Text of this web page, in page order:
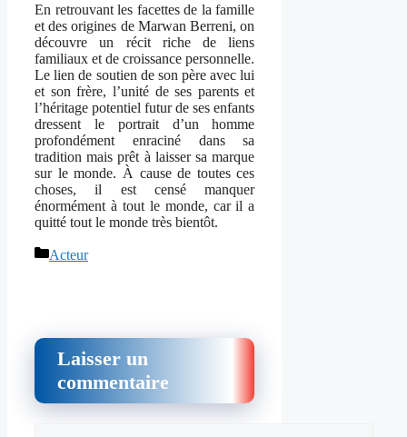
En retrouvant les facettes de la famille
et des origines de Marwan Berreni, on
découvre un récit riche de liens
familiaux et de croissance personnelle.
Le lien de soutien de son père avec lui
et son frère, l’unité de ses parents et
l’héritage potentiel futur de ses enfants
dressent le portrait d’un homme
profondément enraciné dans sa
tradition mais prêt à laisser sa marque
sur le monde. À cause de toutes ces
choses, il est censé manquer
énormément à tout le monde, car il a
quitté tout le monde très bientôt.
Catégories
Acteur
Laisser un
commentaire